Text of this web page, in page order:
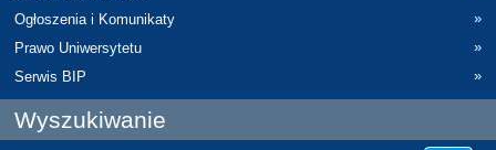
Ogłoszenia i Komunikaty
»
Prawo Uniwersytetu
»
Serwis BIP
»
Wyszukiwanie